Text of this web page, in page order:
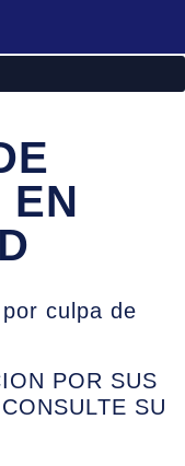
EN
culpa de
POR SUS
SU